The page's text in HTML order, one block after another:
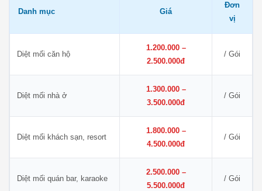
Danh mục Giá
Đơn
vị
Diệt mối căn hộ
1.200.000 –
2.500.000đ
/ Gói
Diệt mối nhà ở
1.300.000 –
3.500.000đ
/ Gói
Diệt mối khách sạn, resort
1.800.000 –
4.500.000đ
/ Gói
Diệt mối quán bar, karaoke
2.500.000 –
5.500.000đ
/ Gói